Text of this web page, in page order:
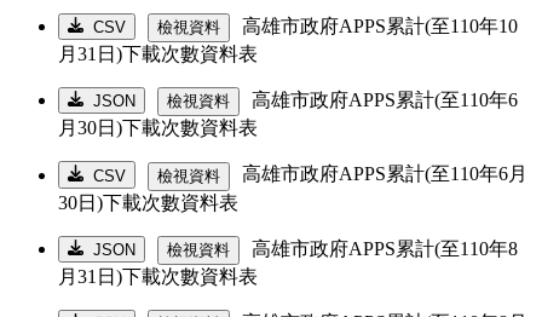
CSV 檢視資料
高雄市政府APPS累計(至110年10
月31日)下載次數資料表
JSON 檢視資料
高雄市政府APPS累計(至110年6
月30日)下載次數資料表
CSV 檢視資料
高雄市政府APPS累計(至110年6月
30日)下載次數資料表
JSON 檢視資料
高雄市政府APPS累計(至110年8
月31日)下載次數資料表